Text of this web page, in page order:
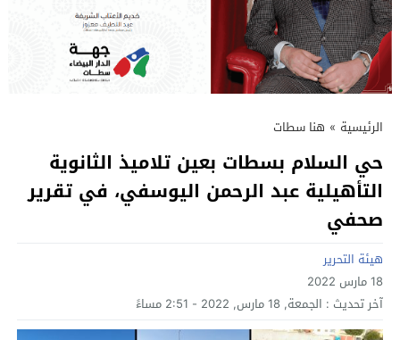
الرئيسية » هنا سطات
حي السلام بسطات بعين تلاميذ الثانوية
التأهيلية عبد الرحمن اليوسفي، في تقرير
صحفي
هيئة التحرير
18 مارس 2022
آخر تحديث : الجمعة, 18 مارس, 2022 - 2:51 مساءً